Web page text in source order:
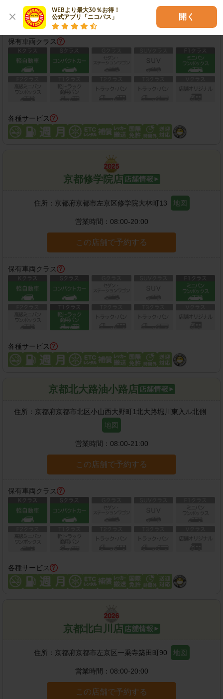
WEBより最大30％お得！
公式アプリ「ニコパス」
開く
この店舗で予約する
保有車両クラス
各種サービス
京都修学院店
住所： 京都府京都市左京区修学院大林町13 地図
営業時間： 08:00-20:00
この店舗で予約する
保有車両クラス
各種サービス
京都北大路油小路店
住所： 京都府京都市北区小山西大野町1北大路堀川東入ル北側
地図
営業時間： 08:00-21:00
この店舗で予約する
保有車両クラス
各種サービス
京都北白川店
住所： 京都府京都市左京区一乗寺築田町90 地図
営業時間： 08:00-20:00
この店舗で予約する